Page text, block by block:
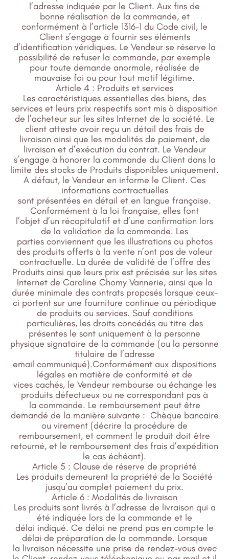
l’adresse indiquée par le Client. Aux fins de
bonne réalisation de la commande, et
conformément à l’article 1316-1 du Code civil, le
Client s’engage à fournir ses éléments
d’identification véridiques. Le Vendeur se réserve la
possibilité de refuser la commande, par exemple
pour toute demande anormale, réalisée de
mauvaise foi ou pour tout motif légitime.
Article 4 : Produits et services
Les caractéristiques essentielles des biens, des
services et leurs prix respectifs sont mis à disposition
de l’acheteur sur les sites Internet de la société. Le
client atteste avoir reçu un détail des frais de
livraison ainsi que les modalités de paiement, de
livraison et d’exécution du contrat. Le Vendeur
s’engage à honorer la commande du Client dans la
limite des stocks de Produits disponibles uniquement.
A défaut, le Vendeur en informe le Client. Ces
informations contractuelles
sont présentées en détail et en langue française.
Conformément à la loi française, elles font
l’objet d’un récapitulatif et d’une confirmation lors
de la validation de la commande. Les
parties conviennent que les illustrations ou photos
des produits offerts à la vente n’ont pas de valeur
contractuelle. La durée de validité de l’offre des
Produits ainsi que leurs prix est précisée sur les sites
Internet de Caroline Chomy Vannerie, ainsi que la
durée minimale des contrats proposés lorsque ceux-
ci portent sur une fourniture continue ou périodique
de produits ou services. Sauf conditions
particulières, les droits concédés au titre des
présentes le sont uniquement à la personne
physique signataire de la commande (ou la personne
titulaire de l’adresse
email communiqué).Conformément aux dispositions
légales en matière de conformité et de
vices cachés, le Vendeur rembourse ou échange les
produits défectueux ou ne correspondant pas à
la commande. Le remboursement peut être
demandé de la manière suivante : Chèque bancaire
ou virement (décrire la procédure de
remboursement, et comment le produit doit être
retourné, et le remboursement des frais d’expédition
le cas échéant).
Article 5 : Clause de réserve de propriété
Les produits demeurent la propriété de la Société
jusqu’au complet paiement du prix.
Article 6 : Modalités de livraison
Les produits sont livrés à l’adresse de livraison qui a
été indiquée lors de la commande et le
délai indiqué. Ce délai ne prend pas en compte le
délai de préparation de la commande. Lorsque
la livraison nécessite une prise de rendez-vous avec